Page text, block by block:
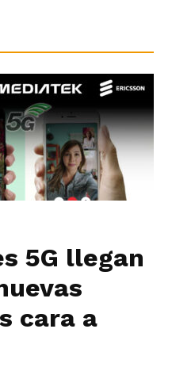
5G llegan
cara a